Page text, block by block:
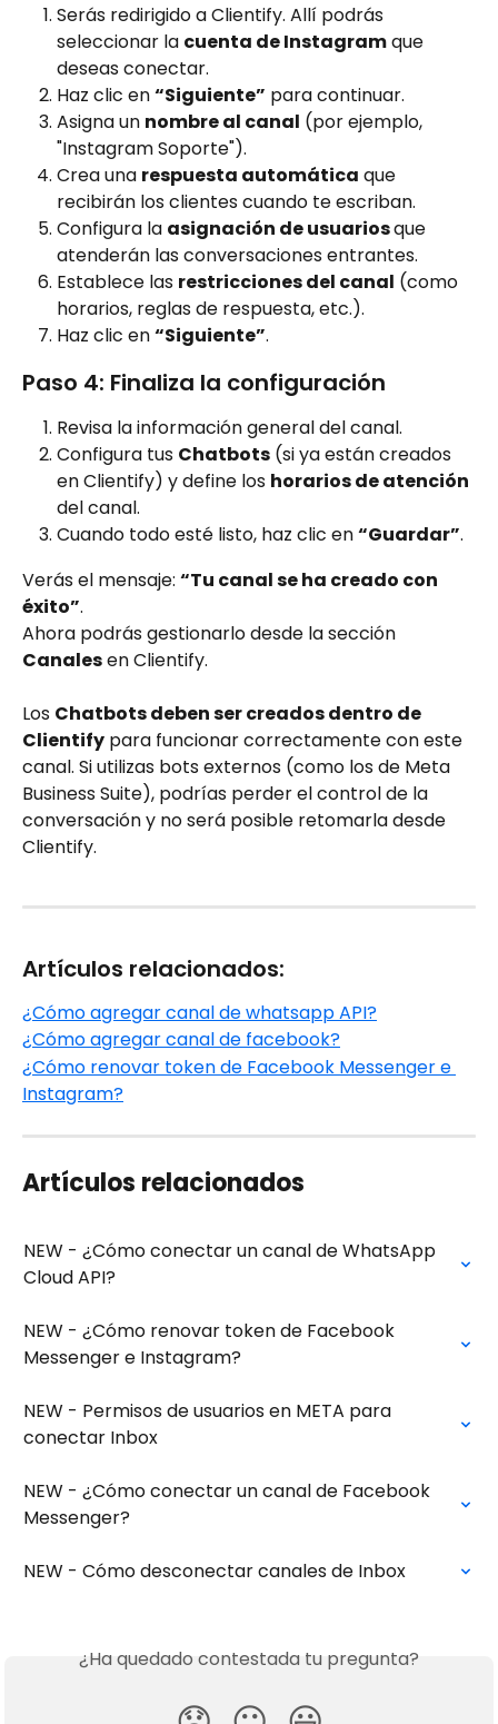
Serás redirigido a Clientify. Allí podrás
seleccionar la cuenta de Instagram que
deseas conectar.
Haz clic en “Siguiente” para continuar.
Asigna un nombre al canal (por ejemplo,
"Instagram Soporte").
Crea una respuesta automática que
recibirán los clientes cuando te escriban.
Configura la asignación de usuarios que
atenderán las conversaciones entrantes.
Establece las restricciones del canal (como
horarios, reglas de respuesta, etc.).
Haz clic en “Siguiente”.
Paso 4: Finaliza la configuración
Revisa la información general del canal.
Configura tus Chatbots (si ya están creados
en Clientify) y define los horarios de atención
del canal.
Cuando todo esté listo, haz clic en “Guardar”.
Verás el mensaje: “Tu canal se ha creado con
éxito”.
Ahora podrás gestionarlo desde la sección
Canales en Clientify.
Los Chatbots deben ser creados dentro de
Clientify para funcionar correctamente con este
canal. Si utilizas bots externos (como los de Meta
Business Suite), podrías perder el control de la
conversación y no será posible retomarla desde
Clientify.
Artículos relacionados:
¿Cómo agregar canal de whatsapp API?
¿Cómo agregar canal de facebook?
¿Cómo renovar token de Facebook Messenger e
Instagram?
Artículos relacionados
NEW - ¿Cómo conectar un canal de WhatsApp
Cloud API?
NEW - ¿Cómo renovar token de Facebook
Messenger e Instagram?
NEW - Permisos de usuarios en META para
conectar Inbox
NEW - ¿Cómo conectar un canal de Facebook
Messenger?
NEW - Cómo desconectar canales de Inbox
¿Ha quedado contestada tu pregunta?